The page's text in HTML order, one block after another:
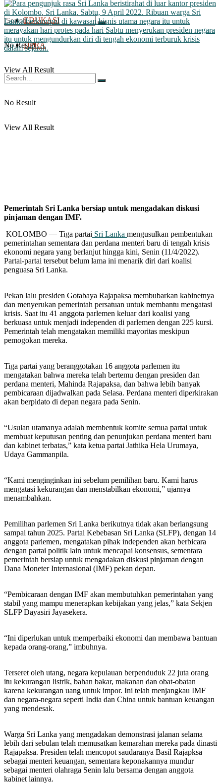
No Result
View All Result
EDUKASI
DPRA
No Result
View All Result
Pemerintah Sri Lanka bersiap untuk mengadakan diskusi
pinjaman dengan IMF.
KOLOMBO — Tiga partai Sri Lanka mengusulkan pembentukan
pemerintahan sementara dan perdana menteri baru di tengah krisis
ekonomi negara yang berlanjut hingga kini, Senin (11/4/2022).
Partai-partai tersebut belum lama ini menarik diri dari koalisi
penguasa Sri Lanka.
Pekan lalu presiden Gotabaya Rajapaksa membubarkan kabinetnya
dan menyerukan pemerintah persatuan untuk membantu mengatasi
krisis. Saat itu 41 anggota parlemen keluar dari koalisi yang
berkuasa untuk menjadi independen di parlemen dengan 225 kursi.
Pemerintah telah mengatakan memiliki mayoritas meskipun
pemogokan mereka.
Tiga partai yang beranggotakan 16 anggota parlemen itu
mengatakan bahwa mereka telah bertemu dengan presiden dan
perdana menteri, Mahinda Rajapaksa, dan bahwa lebih banyak
pembicaraan dijadwalkan pada Selasa. Perdana menteri diperkirakan
akan berpidato di depan negara pada Senin.
“Usulan utamanya adalah membentuk komite semua partai untuk
membuat keputusan penting dan penunjukan perdana menteri baru
dan kabinet terbatas,” kata ketua partai Jathika Hela Urumaya,
Udaya Gammanpila.
“Kami menginginkan ini sebelum pemilihan baru. Kami harus
mengatasi kekurangan dan menstabilkan ekonomi,” ujarnya
menambahkan.
Pemilihan parlemen Sri Lanka berikutnya tidak akan berlangsung
sampai tahun 2025. Partai Kebebasan Sri Lanka (SLFP), dengan 14
anggota parlemen, mengatakan pihak independen akan berbicara
dengan partai politik lain untuk mencapai konsensus, sementara
pemerintah bersiap untuk mengadakan diskusi pinjaman dengan
Dana Moneter Internasional (IMF) pekan depan.
“Pembicaraan dengan IMF akan membutuhkan pemerintahan yang
stabil yang mampu menerapkan kebijakan yang jelas,” kata Sekjen
SLFP Dayasiri Jayasekera.
“Ini diperlukan untuk memperbaiki ekonomi dan membawa bantuan
kepada orang-orang,” imbuhnya.
Terseret oleh utang, negara kepulauan berpenduduk 22 juta orang
itu kekurangan listrik, bahan bakar, makanan dan obat-obatan
karena kekurangan uang untuk impor. Ini telah menjangkau IMF
dan negara-negara seperti India dan China untuk bantuan keuangan
yang mendesak.
Warga Sri Lanka yang mengadakan demonstrasi jalanan selama
lebih dari sebulan telah memusatkan kemarahan mereka pada dinasti
Rajapaksa. Presiden telah mencopot saudaranya Basil Rajapksa
sebagai menteri keuangan, sementara keponakannya mundur
sebagai menteri olahraga Senin lalu bersama dengan anggota
kabinet lainnya.